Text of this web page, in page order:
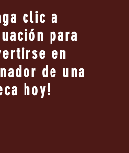
clic a
para
en
de una
hoy!